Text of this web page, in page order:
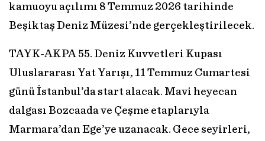
kamuoyu açılımı 8 Temmuz 2026 tarihinde
Beşiktaş Deniz Müzesi’nde gerçekleştirilecek.
TAYK-AKPA 55. Deniz Kuvvetleri Kupası
Uluslararası Yat Yarışı, 11 Temmuz Cumartesi
günü İstanbul’da start alacak. Mavi heyecan
dalgası Bozcaada ve Çeşme etaplarıyla
Marmara’dan Ege’ye uzanacak. Gece seyirleri,